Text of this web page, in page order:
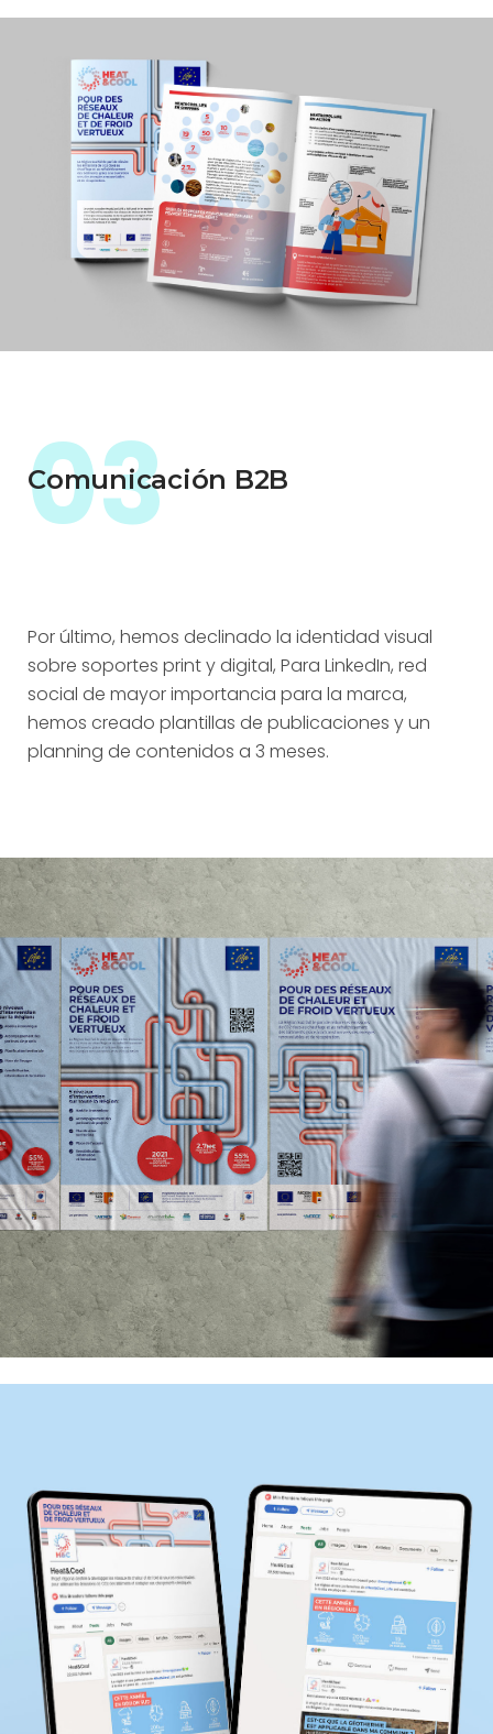
03
Comunicación B2B
Por último, hemos declinado la identidad visual
sobre soportes print y digital, Para LinkedIn, red
social de mayor importancia para la marca,
hemos creado plantillas de publicaciones y un
planning de contenidos a 3 meses.